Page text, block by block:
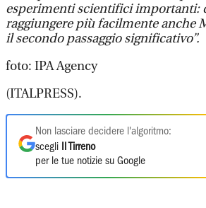
esperimenti scientifici importanti:
raggiungere più facilmente anche
il secondo passaggio significativo”.
foto: IPA Agency
(ITALPRESS).
Non lasciare decidere l'algoritmo:
scegli
Il Tirreno
per le tue notizie su Google